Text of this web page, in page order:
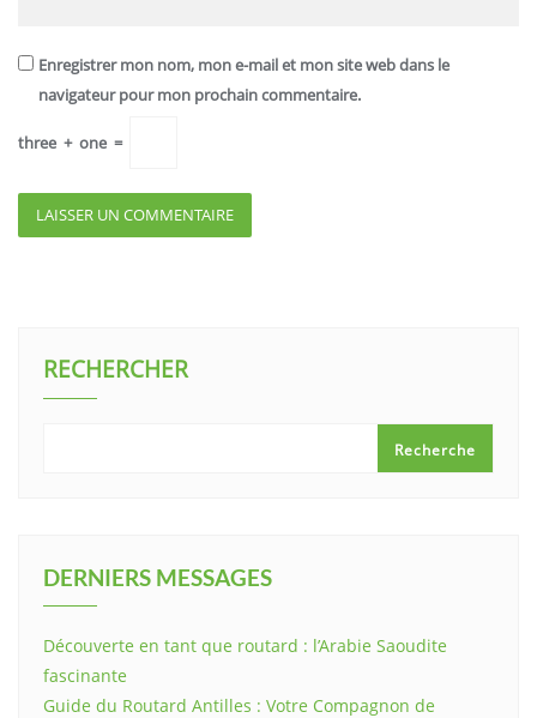
Enregistrer mon nom, mon e-mail et mon site web dans le
navigateur pour mon prochain commentaire.
three + one =
RECHERCHER
Recherche
DERNIERS MESSAGES
Découverte en tant que routard : l’Arabie Saoudite
fascinante
Guide du Routard Antilles : Votre Compagnon de